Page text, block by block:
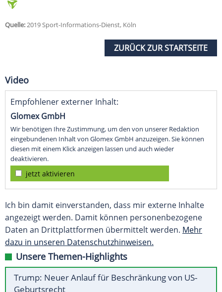
Quelle:2019 Sport-Informations-Dienst, Köln
ZURÜCK ZUR STARTSEITE
Video
Empfohlener externer Inhalt:
Glomex GmbH
Wir benötigen Ihre Zustimmung, um den von unserer Redaktion
eingebundenen Inhalt von Glomex GmbH anzuzeigen. Sie können
diesen mit einem Klick anzeigen lassen und auch wieder
deaktivieren.
jetzt aktivieren
Ich bin damit einverstanden, dass mir externe Inhalte
angezeigt werden. Damit können personenbezogene
Daten an Drittplattformen übermittelt werden. Mehr
dazu in unseren Datenschutzhinweisen.
Unsere Themen-Highlights
Trump: Neuer Anlauf für Beschränkung von US-
Geburtsrecht